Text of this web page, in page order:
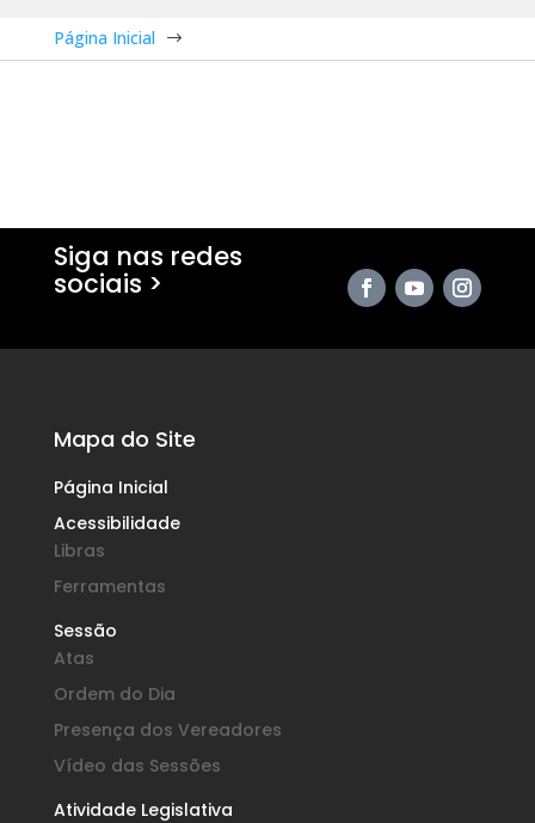
Página Inicial $
Siga nas redes
sociais >
Mapa do Site
Página Inicial
Acessibilidade
Libras
Ferramentas
Sessão
Atas
Ordem do Dia
Presença dos Vereadores
Vídeo das Sessões
Atividade Legislativa